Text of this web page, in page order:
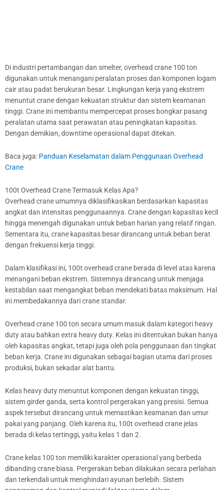
Di industri pertambangan dan smelter, overhead crane 100 ton
digunakan untuk menangani peralatan proses dan komponen logam
cair atau padat berukuran besar. Lingkungan kerja yang ekstrem
menuntut crane dengan kekuatan struktur dan sistem keamanan
tinggi. Crane ini membantu mempercepat proses bongkar pasang
peralatan utama saat perawatan atau peningkatan kapasitas.
Dengan demikian, downtime operasional dapat ditekan.
Baca juga: Panduan Keselamatan dalam Penggunaan Overhead
Crane
100t Overhead Crane Termasuk Kelas Apa?
Overhead crane umumnya diklasifikasikan berdasarkan kapasitas
angkat dan intensitas penggunaannya. Crane dengan kapasitas kecil
hingga menengah digunakan untuk beban harian yang relatif ringan.
Sementara itu, crane kapasitas besar dirancang untuk beban berat
dengan frekuensi kerja tinggi.
Dalam klasifikasi ini, 100t overhead crane berada di level atas karena
menangani beban ekstrem. Sistemnya dirancang untuk menjaga
kestabilan saat mengangkat beban mendekati batas maksimum. Hal
ini membedakannya dari crane standar.
Overhead crane 100 ton secara umum masuk dalam kategori heavy
duty atau bahkan extra heavy duty. Kelas ini ditentukan bukan hanya
oleh kapasitas angkat, tetapi juga oleh pola penggunaan dan tingkat
beban kerja. Crane ini digunakan sebagai bagian utama dari proses
produksi, bukan sekadar alat bantu.
Kelas heavy duty menuntut komponen dengan kekuatan tinggi,
sistem girder ganda, serta kontrol pergerakan yang presisi. Semua
aspek tersebut dirancang untuk memastikan keamanan dan umur
pakai yang panjang. Oleh karena itu, 100t overhead crane jelas
berada di kelas tertinggi, yaitu kelas 1 dan 2.
Crane kelas 100 ton memiliki karakter operasional yang berbeda
dibanding crane biasa. Pergerakan beban dilakukan secara perlahan
dan terkendali untuk menghindari ayunan berlebih. Sistem